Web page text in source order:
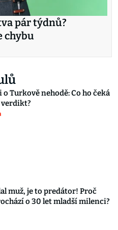
pár týdnů?
chybu
Turkově nehodě: Co ho čeká
verdikt?
muž, je to predátor! Proč
o 30 let mladší milenci?